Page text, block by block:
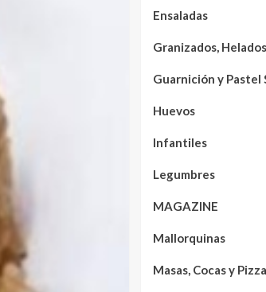
Ensaladas
Granizados,
Guarnición y Pastel
Huevos
Infantiles
Legumbres
MAGAZINE
Mallorquinas
Masas, Cocas y